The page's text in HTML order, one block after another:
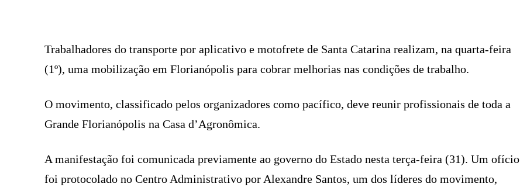
Trabalhadores do transporte por aplicativo e motofrete de Santa Catarina realizam, na quarta-feira
(1º), uma mobilização em Florianópolis para cobrar melhorias nas condições de trabalho.
O movimento, classificado pelos organizadores como pacífico, deve reunir profissionais de toda a
Grande Florianópolis na Casa d’Agronômica.
A manifestação foi comunicada previamente ao governo do Estado nesta terça-feira (31). Um ofício
foi protocolado no Centro Administrativo por Alexandre Santos, um dos líderes do movimento,